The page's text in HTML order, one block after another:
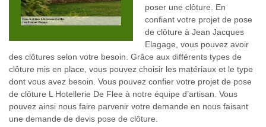
poser une clôture. En
confiant votre projet de pose
de clôture à Jean Jacques
Elagage, vous pouvez avoir
des clôtures selon votre besoin. Grâce aux différents types de
clôture mis en place, vous pouvez choisir les matériaux et le type
dont vous avez besoin. Vous pouvez confier votre projet de pose
de clôture L Hotellerie De Flee à notre équipe d’artisan. Vous
pouvez ainsi nous faire parvenir votre demande en nous faisant
une demande de devis pose de clôture.